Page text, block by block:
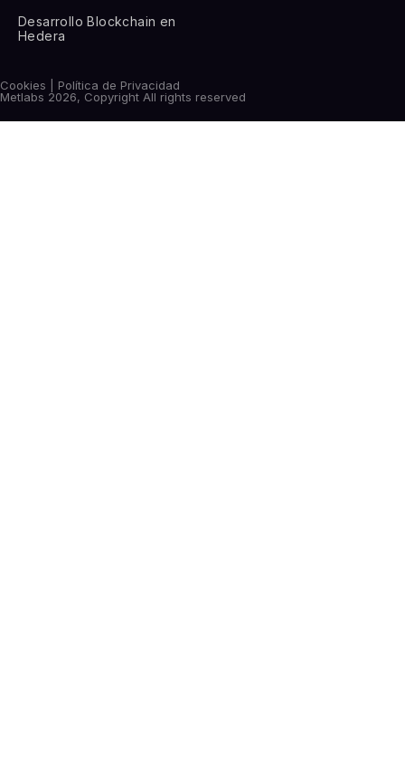
Desarrollo Blockchain en
Hedera
Cookies | Política de Privacidad
Metlabs 2026, Copyright All rights reserved